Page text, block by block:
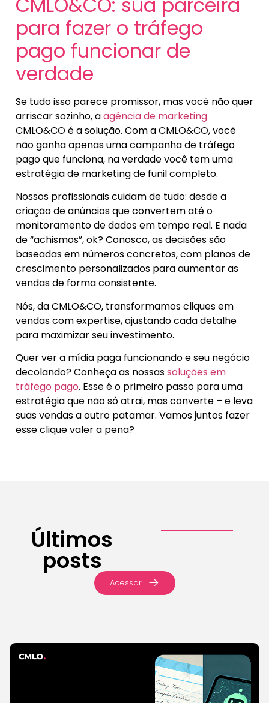
para fazer o tráfego
pago funcionar de
verdade
Se tudo isso parece promissor, mas você não quer
arriscar sozinho, aagência de marketing
CMLO&COé a solução. Com a CMLO&CO, você
não ganha apenas uma campanha de tráfego
pago que funciona, na verdade você tem uma
estratégia de marketing de funil completo.
Nossos profissionais cuidam de tudo: desde a
criação de anúncios que convertem até o
monitoramento de dados em tempo real. E nada
de “achismos”, ok? Conosco, as decisões são
baseadas em números concretos, com planos de
crescimento personalizados para aumentar as
vendas de forma consistente.
Nós, da CMLO&CO, transformamos cliques em
vendas com expertise, ajustando cada detalhe
para maximizar seu investimento.
Quer ver a mídia paga funcionando e seu negócio
decolando? Conheça as nossassoluções em
tráfego pago. Esse é o primeiro passo para uma
estratégia que não só atrai, mas converte – e leva
suas vendas a outro patamar. Vamos juntos fazer
esse clique valer a pena?
Últimos
posts
Acessar